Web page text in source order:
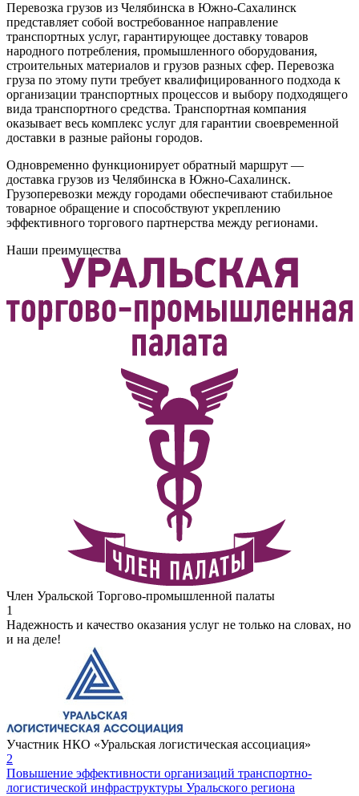
Перевозка грузов из Челябинска в Южно-Сахалинск
представляет собой востребованное направление
транспортных услуг, гарантирующее доставку товаров
народного потребления, промышленного оборудования,
строительных материалов и грузов разных сфер. Перевозка
груза по этому пути требует квалифицированного подхода к
организации транспортных процессов и выбору подходящего
вида транспортного средства. Транспортная компания
оказывает весь комплекс услуг для гарантии своевременной
доставки в разные районы городов.
Одновременно функционирует обратный маршрут —
доставка грузов из Челябинска в Южно-Сахалинск.
Грузоперевозки между городами обеспечивают стабильное
товарное обращение и способствуют укреплению
эффективного торгового партнерства между регионами.
Наши преимущества
Член Уральской Торгово-промышленной палаты
1
Надежность и качество оказания услуг не только на словах, но
и на деле!
Участник НКО «Уральская логистическая ассоциация»
2
Повышение эффективности организаций транспортно-
логистической инфраструктуры Уральского региона